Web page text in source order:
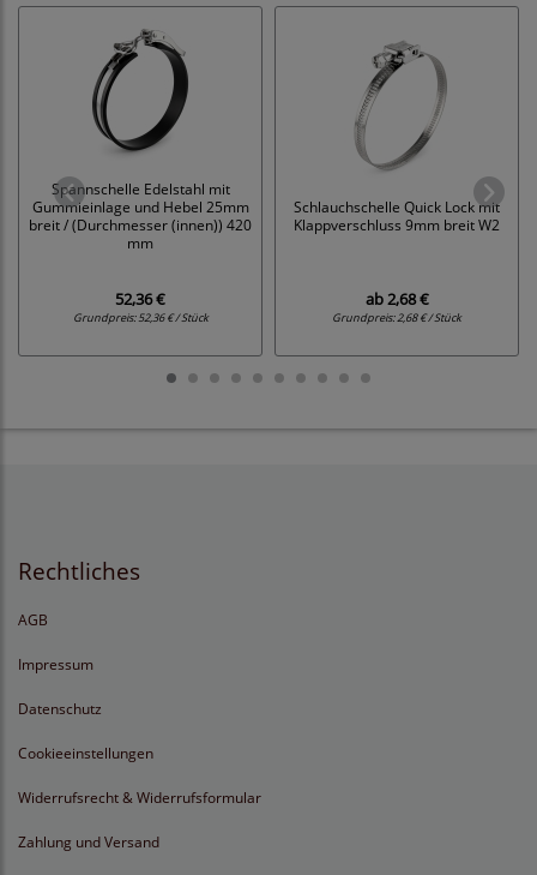
Spannschelle Edelstahl mit
Gummieinlage und Hebel 25mm
breit / (Durchmesser (innen)) 420
mm
52,36 €
Grundpreis:52,36 € / Stück
Schlauchschelle Quick Lock mit
Klappverschluss 9mm breit W2
ab2,68 €
Grundpreis:2,68 € / Stück
Rechtliches
AGB
Impressum
Datenschutz
Cookieeinstellungen
Widerrufsrecht & Widerrufsformular
Zahlung und Versand